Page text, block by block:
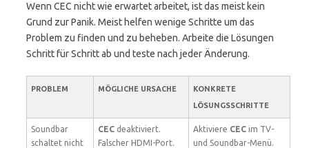
Wenn CEC nicht wie erwartet arbeitet, ist das meist kein
Grund zur Panik. Meist helfen wenige Schritte um das
Problem zu finden und zu beheben. Arbeite die Lösungen
Schritt für Schritt ab und teste nach jeder Änderung.
PROBLEM MÖGLICHE URSACHE
KONKRETE
LÖSUNGSSCHRITTE
Soundbar
schaltet nicht
CEC deaktiviert.
Falscher HDMI-Port.
Aktiviere CEC im TV-
und Soundbar-Menü.